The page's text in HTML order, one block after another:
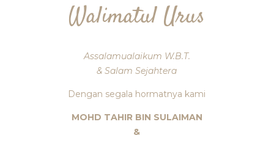
Walimatul Urus
Assalamualaikum W.B.T.
& Salam Sejahtera
Dengan segala hormatnya kami
MOHD TAHIR BIN SULAIMAN
&